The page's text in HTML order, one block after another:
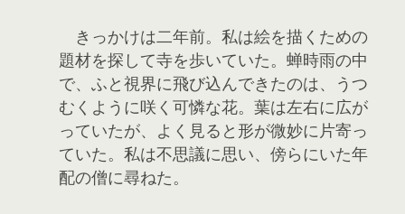
きっかけは二年前。私は絵を描くための
題材を探して寺を歩いていた。蝉時雨の中
で、ふと視界に飛び込んできたのは、うつ
むくように咲く可憐な花。葉は左右に広が
っていたが、よく見ると形が微妙に片寄っ
ていた。私は不思議に思い、傍らにいた年
配の僧に尋ねた。